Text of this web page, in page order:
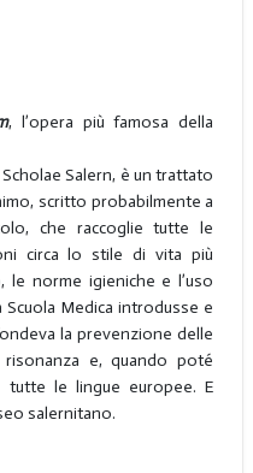
, l’opera più famosa della
Salern, è un trattato
scritto probabilmente a
che raccoglie tutte le
circa lo stile di vita più
le norme igieniche e l’uso
Medica introdusse e
la prevenzione delle
risonanza e, quando poté
tutte le lingue europee. E
salernitano.